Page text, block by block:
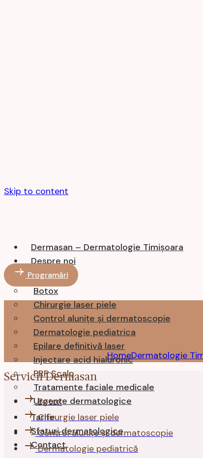
Skip to content
Dermasan – Dermatologie Timișoara
Despre noi
Servicii
Botox
Chirurgie laser piele
Control alunițe și dermatoscopie
Dermatologie pediatrica
Epilare definitivă laser
Injectare acid hialuronic
PRP Scalp
Tratamente faciale medicale
Urgențe dermatologice
Tarife
Sfaturi dermatologice
Contact
Programări
Home
Servicii Dermasan
Botox
Chirurgie laser piele
Control alunițe și dermatoscopie
Dermatologie pediatrică